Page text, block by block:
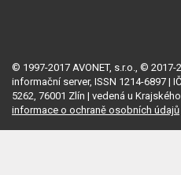
© 1997-2017 AVONET, s.r.o., © 2017-
informační server, ISSN 1214-6897 |
5262, 76001 Zlín | vedená u
informace o ochraně osobních údajů